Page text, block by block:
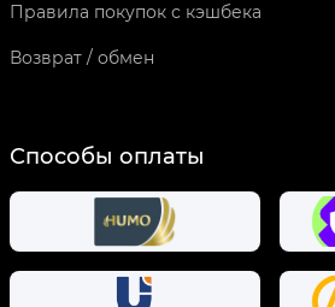
Правила покупок с кэшбека
Возврат / обмен
Способы оплаты